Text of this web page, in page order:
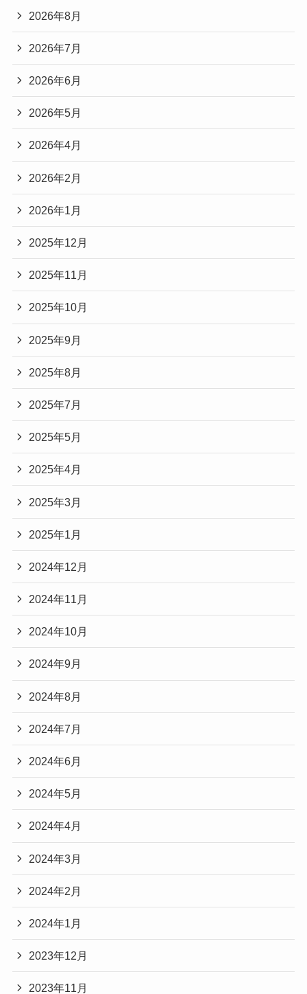
2026年8月
2026年7月
2026年6月
2026年5月
2026年4月
2026年2月
2026年1月
2025年12月
2025年11月
2025年10月
2025年9月
2025年8月
2025年7月
2025年5月
2025年4月
2025年3月
2025年1月
2024年12月
2024年11月
2024年10月
2024年9月
2024年8月
2024年7月
2024年6月
2024年5月
2024年4月
2024年3月
2024年2月
2024年1月
2023年12月
2023年11月